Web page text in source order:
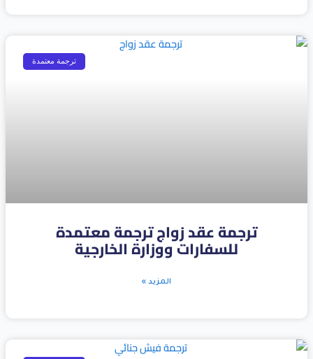
ترجمة معتمدة
ترجمة عقد زواج ترجمة معتمدة
للسفارات ووزارة الخارجية
المزيد »